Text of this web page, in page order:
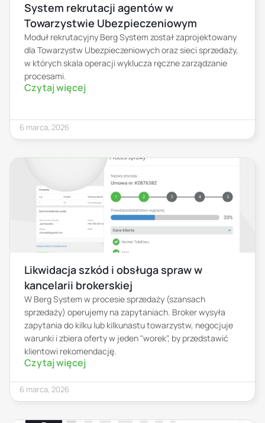
System rekrutacji agentów w
Towarzystwie Ubezpieczeniowym
Moduł rekrutacyjny Berg System został zaprojektowany
dla Towarzystw Ubezpieczeniowych oraz sieci sprzedaży,
w których skala operacji wyklucza ręczne zarządzanie
procesami.
Czytaj więcej
6 marca, 2026
Likwidacja szkód i obsługa spraw w
kancelarii brokerskiej
W Berg System w procesie sprzedaży (szansach
sprzedaży) operujemy na zapytaniach. Broker wysyła
zapytania do kilku lub kilkunastu towarzystw, negocjuje
warunki i zbiera oferty w jeden "worek", by przedstawić
klientowi rekomendację.
Czytaj więcej
6 marca, 2026